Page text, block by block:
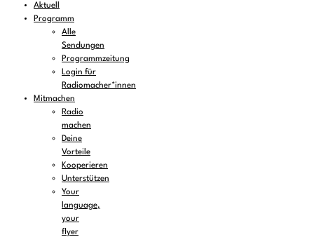
Aktuell
Programm
Alle
Sendungen
Programmzeitung
Login für
Radiomacher*innen
Mitmachen
Radio
machen
Deine
Vorteile
Kooperieren
Unterstützen
Your
language,
your
flyer